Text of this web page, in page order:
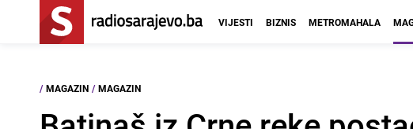
VIJESTI BIZNIS METROMAHALA
/ MAGAZIN / MAGAZIN